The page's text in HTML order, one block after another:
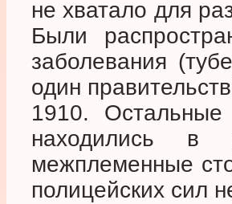
не хватало для
Были
заболевания
один
1910.
находились в
межплеменные
полицейских сил